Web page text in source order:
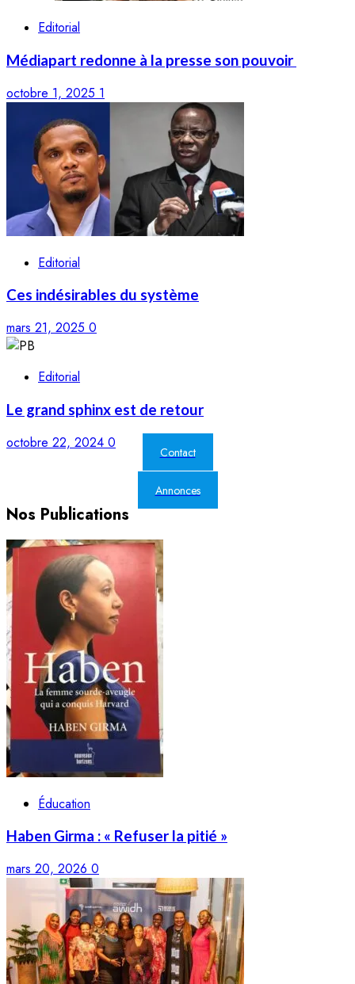
Editorial
Médiapart redonne à la presse son pouvoir
octobre 1, 2025 1
Editorial
Ces indésirables du système
mars 21, 2025 0
Editorial
Le grand sphinx est de retour
octobre 22, 2024 0
Contact
Annonces
Nos Publications
Éducation
Haben Girma : « Refuser la pitié »
mars 20, 2026 0